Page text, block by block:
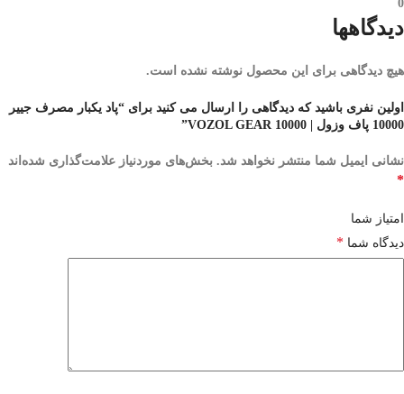
0
دیدگاهها
هیچ دیدگاهی برای این محصول نوشته نشده است.
اولین نفری باشید که دیدگاهی را ارسال می کنید برای “پاد یکبار مصرف جییر
10000 پاف وزول | VOZOL GEAR 10000”
نشانی ایمیل شما منتشر نخواهد شد. بخش‌های موردنیاز علامت‌گذاری شده‌اند
*
امتیاز شما
دیدگاه شما *